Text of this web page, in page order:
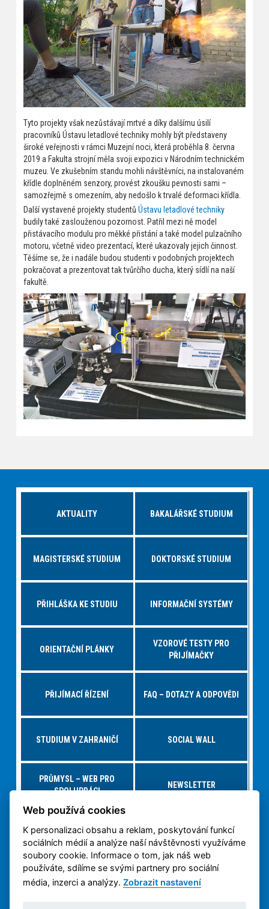
Tyto projekty však nezůstávají mrtvé a díky dalšímu úsilí
pracovníků Ústavu letadlové techniky mohly být představeny
široké veřejnosti v rámci Muzejní noci, která proběhla 8. června
2019 a Fakulta strojní měla svoji expozici v Národním technickém
muzeu. Ve zkušebním standu mohli návštěvníci, na instalovaném
křídle doplněném senzory, provést zkoušku pevnosti sami –
samozřejmě s omezením, aby nedošlo k trvalé deformaci křídla.
Další vystavené projekty studentů Ústavu letadlové techniky
budily také zaslouženou pozornost. Patřil mezi ně model
přistávacího modulu pro měkké přistání a také model pulzačního
motoru, včetně video prezentací, které ukazovaly jejich činnost.
Těšíme se, že i nadále budou studenti v podobných projektech
pokračovat a prezentovat tak tvůrčího ducha, který sídlí na naší
fakultě.
AKTUALITY BAKALÁŘSKÉ STUDIUM
MAGISTERSKÉ STUDIUM DOKTORSKÉ STUDIUM
PŘIHLÁŠKA KE STUDIU INFORMAČNÍ SYSTÉMY
ORIENTAČNÍ PLÁNKY
VZOROVÉ TESTY PRO
PŘIJÍMAČKY
PŘIJÍMACÍ ŘÍZENÍ FAQ – DOTAZY A ODPOVĚDI
STUDIUM V ZAHRANIČÍ SOCIAL WALL
PRŮMYSL – WEB PRO
SPOLUPRÁCI
NEWSLETTER
NABÍDKY PRÁCE – JOBS FS VIRTUÁLNÍ PROHLÍDKA
3D TISK NA ČVUT
OCHRANA OSOBNÍCH
ÚDAJŮ
Web používá cookies
K personalizaci obsahu a reklam, poskytování funkcí
sociálních médií a analýze naší návštěvnosti využíváme
soubory cookie. Informace o tom, jak náš web
používáte, sdílíme se svými partnery pro sociální
média, inzerci a analýzy.Zobrazit nastavení